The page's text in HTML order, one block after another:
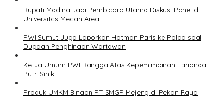
Bupati Madina Jadi Pembicara Utama Diskusi Panel di
Universitas Medan Area
PWI Sumut Juga Laporkan Hotman Paris ke Polda soal
Dugaan Penghinaan Wartawan
Ketua Umum PWI Bangga Atas Kepemimpinan Farianda
Putri Sinik
Produk UMKM Binaan PT SMGP Mejeng di Pekan Raya